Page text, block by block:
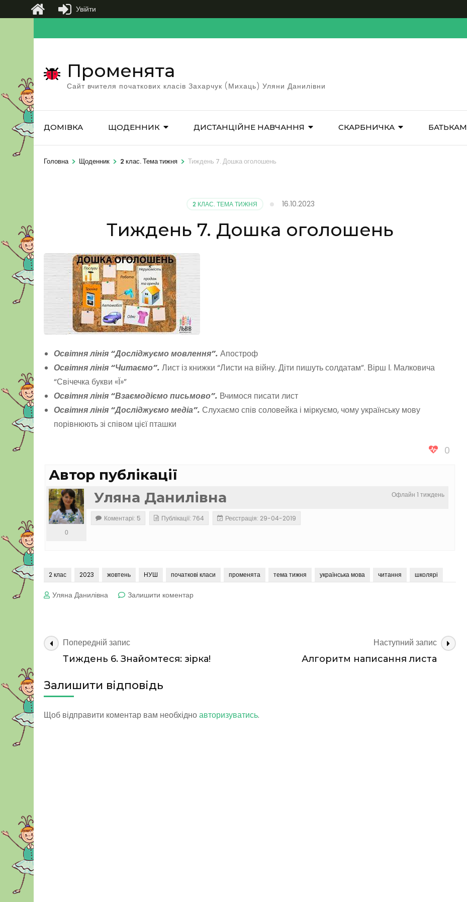
до
(натисніть
Enter)
Променята
Сайт вчителя початкових класів Захарчук (Михаць) Уляни Данилівни
ДОМІВКА ЩОДЕННИК ДИСТАНЦІЙНЕ НАВЧАННЯ СКАРБНИЧКА БАТЬКАМ
Головна > Щоденник > 2 клас. Тема тижня > Тиждень 7. Дошка оголошень
2 КЛАС. ТЕМА ТИЖНЯ 16.10.2023
Тиждень 7. Дошка оголошень
Освітня лінія “Досліджуємо мовлення”. Апостроф
Освітня лінія “Читаємо”. Лист із книжки “Листи на війну. Діти пишуть солдатам”. Вірш І. Малковича
“Свічечка букви «Ї»”
Освітня лінія “Взаємодіємо письмово”. Вчимося писати лист
Освітня лінія “Досліджуємо медіа”. Слухаємо спів соловейка і міркуємо, чому українську мову
порівнюють зі співом цієї пташки
0
Автор публікації
Офлайн 1 тиждень
Уляна Данилівна
0
Коментарі: 5 Публікації: 764 Реєстрація: 29-04-2019
2 клас 2023 жовтень НУШ початкові класи променята тема тижня українська мова читання школярі
Уляна Данилівна Залишити коментардо
Навігація
по
Попередній запис
Тиждень 6. Знайомтеся: зірка!
Наступний запис
Алгоритм написання листа
Залишити відповідь
Щоб відправити коментар вам необхідноавторизуватись.
Увійти